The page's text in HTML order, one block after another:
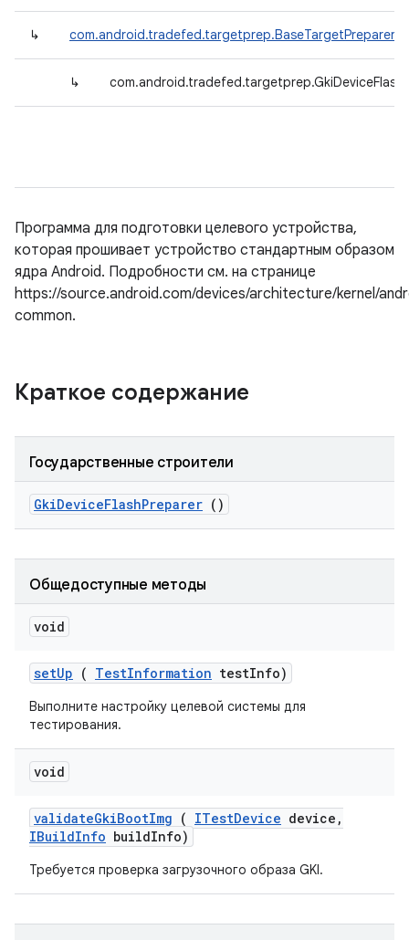
↳ com.android.tradefed.targetprep.BaseTargetPreparer
↳
Программа для подготовки целевого устройства,
которая прошивает устройство стандартным образом
ядра Android. Подробности см. на странице
https://source.android.com/devices/architecture/kernel/
common.
Краткое содержание
Государственные строители
GkiDeviceFlashPreparer ()
Общедоступные методы
void
setUp ( TestInformation testInfo)
Выполните настройку целевой системы для
тестирования.
void
validateGkiBootImg ( ITestDevice device ,
IBuildInfo buildInfo)
Требуется проверка загрузочного образа GKI.